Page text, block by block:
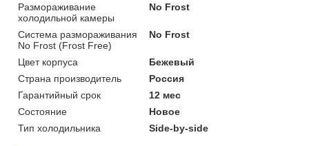
Размораживание
холодильной камеры
No Frost
Система размораживания
No Frost (Frost Free)
No Frost
Цвет корпуса
Бежевый
Страна производитель
Россия
Гарантийный срок
12 мес
Состояние
Новое
Тип холодильника
Side-by-side